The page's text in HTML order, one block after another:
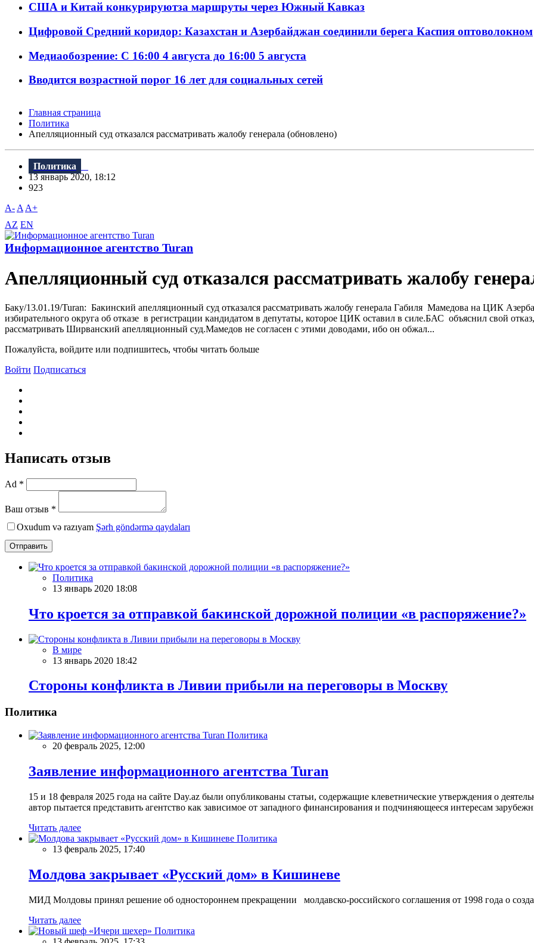
США и Китай конкурируютза маршруты через Южный Кавказ
Цифровой Средний коридор: Казахстан и Азербайджан соединили берега Каспия оптоволокном
Медиаобозрение: С 16:00 4 августа до 16:00 5 августа
Вводится возрастной порог 16 лет для социальных сетей
Главная страница
Политика
Апелляционный суд отказался рассматривать жалобу генерала (обновлено)
Политика
13 январь 2020, 18:12
923
A- A A+
AZ EN
Информационное агентство Turan
Апелляционный суд отказался рассматривать жалобу
Баку/13.01.19/Turan: Бакинский апелляционный суд отказался рассматривать жалобу генерала Габиля Мамедова на ЦИК
избирательного округа об отказе в регистрации кандидатом в депутаты, которое ЦИК оставил в силе.БАС объяснил свой
рассматривать Ширванский апелляционный суд.Мамедов не согласен с этими доводами, ибо он обжал...
Пожалуйста, войдите или подпишитесь, чтобы читать больше
Войти Подписаться
Написать отзыв
Ad *
Ваш отзыв *
Oxudum və razıyam Şərh göndərmə qaydaları
Отправить
Политика
13 январь 2020 18:08
Что кроется за отправкой бакинской дорожной полиции «в распоряжение?»
В мире
13 январь 2020 18:42
Стороны конфликта в Ливии прибыли на переговоры в Москву
Политика
Политика
20 февраль 2025, 12:00
Заявление информационного агентства Turan
15 и 18 февраля 2025 года на сайте Day.az были опубликованы статьи, содержащие клеветнические утверждения о
автор пытается представить агентство как зависимое от западного финансирования и подчиняющееся интересам
Читать далее
Политика
13 февраль 2025, 17:40
Молдова закрывает «Русский дом» в Кишиневе
МИД Молдовы принял решение об одностороннем прекращении молдавско-российского соглашения от 1998 года о
Читать далее
Политика